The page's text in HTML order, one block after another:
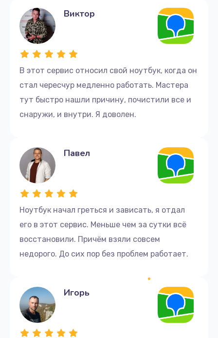
В этот сервис относил свой ноутбук, когда он
стал чересчур медленно работать. Мастера
тут быстро нашли причину, почистили все и
снаружи, и внутри. Я доволен.
Виктор
Ноутбук начал греться и зависать, я отдал
его в этот сервис. Меньше чем за сутки всё
восстановили. Причём взяли совсем
недорого. До сих пор без проблем работает.
Павел
Игорь